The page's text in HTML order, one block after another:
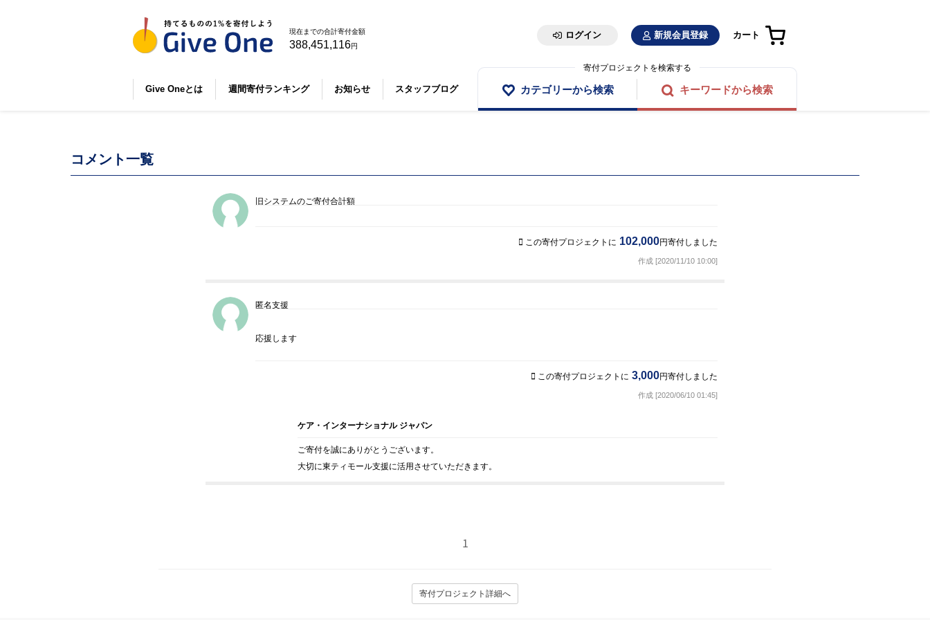
現在までの合計寄付金額
388,451,116円
ログイン 新規会員登録 カート
Give Oneとは 週間寄付ランキング お知らせ スタッフブログ
寄付プロジェクトを検索する
カテゴリーから検索 キーワードから検索
コメント一覧
旧システムのご寄付合計額
この寄付プロジェクトに 102,000円寄付しました
作成 [2020/11/10 10:00]
匿名支援
応援します
この寄付プロジェクトに 3,000円寄付しました
作成 [2020/06/10 01:45]
ケア・インターナショナル ジャパン
ご寄付を誠にありがとうございます。
大切に東ティモール支援に活用させていただきます。
1
寄付プロジェクト詳細へ